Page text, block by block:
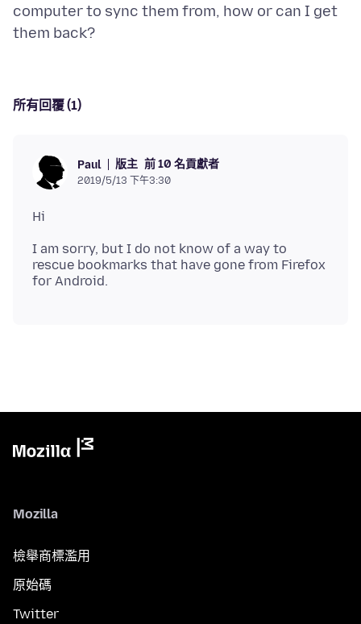
computer to sync them from, how or can I get
所有回覆 (1)
Paul 版主 前 10 名貢獻者
2019/5/13 下午3:30
I am sorry, but I do not know of a way to
rescue bookmarks that have gone from Firefox
Mozilla
檢舉商標濫用
原始碼
Twitter